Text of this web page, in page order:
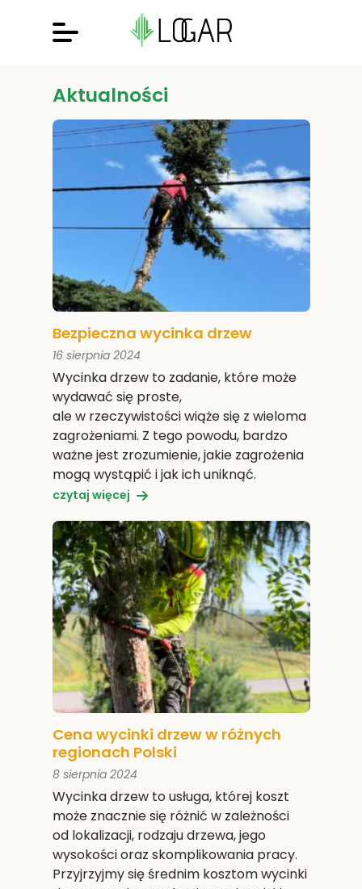
Aktualności
Bezpieczna wycinka drzew
16 sierpnia 2024
Wycinka drzew to zadanie, które może
wydawać się proste,
ale w rzeczywistości wiąże się z wieloma
zagrożeniami. Z tego powodu, bardzo
ważne jest zrozumienie, jakie zagrożenia
mogą wystąpić i jak ich uniknąć.
czytaj więcej
Cena wycinki drzew w różnych
regionach Polski
8 sierpnia 2024
Wycinka drzew to usługa, której koszt
może znacznie się różnić w zależności
od lokalizacji, rodzaju drzewa, jego
wysokości oraz skomplikowania pracy.
Przyjrzyjmy się średnim kosztom wycinki